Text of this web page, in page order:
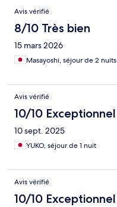
Avis vérifié
8/10 Très bien
15 mars 2026
Masayoshi, séjour de 2 nuits
Avis vérifié
10/10 Exceptionnel
10 sept. 2025
YUKO, séjour de 1 nuit
Avis vérifié
10/10 Exceptionnel